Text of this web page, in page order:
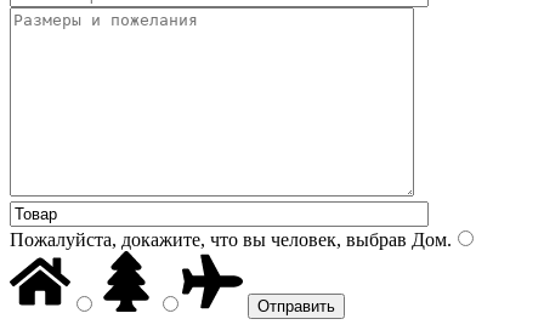
Пожалуйста, докажите, что вы человек, выбрав Дом.